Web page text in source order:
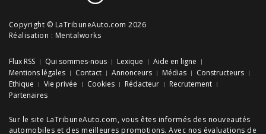
Copyright © LaTribuneAuto.com 2026
Réalisation : Mentalworks
Flux RSS Qui sommes-nous Lexique
Aide en ligne
Mentions légales
Contact Annonceurs Médias
Constructeurs
Ethique
Vie privée Cookies Rédacteur
Recrutement
Partenaires
Sur le site LaTribuneAuto.com, vous êtes informés des nouveautés
automobiles et des meilleures promotions. Avec nos évaluations de